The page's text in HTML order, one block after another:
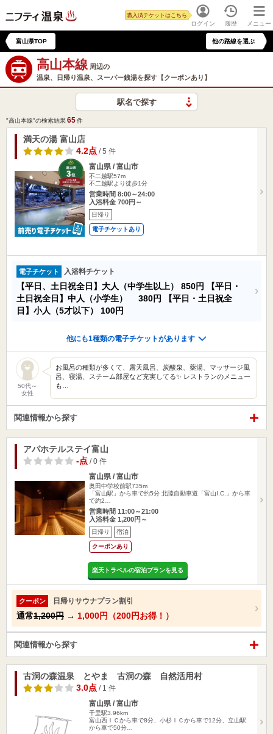
ログイン
購入済チケットはこちら
履歴 メニュー
富山県TOP 他の路線を選ぶ
高山本線 周辺の
温泉、日帰り温泉、スーパー銭湯を探す【クーポンあり】
駅名で探す
"高山本線"の検索結果65件
満天の湯 富山店
4.2点 / 5 件
富山県 / 富山市
不二越駅57m
不二越駅より徒歩1分
営業時間 8:00～24:00
入浴料金 700円～
日帰り
電子チケットあり
電子チケット 入浴料チケット
【平日、土日祝全日】大人（中学生以上） 850円
【平日・
土日祝全日】中人（小学生） 380円
【平日・土日祝全
日】小人（5才以下） 100円
他にも1種類の電子チケットがあります
50代～
女性
お風呂の種類が多くて、露天風呂、炭酸泉、薬湯、マッサージ風
呂、寝湯、スチーム部屋など充実してる✨ レストランのメニュー
も…
関連情報から探す
アパホテルステイ富山
-点 / 0 件
富山県 / 富山市
奥田中学校前駅735m
「富山駅」から車で約5分 北陸自動車道「富山I.C.」から車
で約2…
営業時間 11:00～21:00
入浴料金 1,200円～
日帰り 宿泊
クーポンあり
楽天トラベルの宿泊プランを見る
クーポン 日帰りサウナプラン割引
通常1,200円 → 1,000円（200円お得！）
関連情報から探す
古洞の森温泉 とやま 古洞の森 自然活用村
3.0点 / 1 件
富山県 / 富山市
千里駅3.96km
富山西ＩＣから車で8分、小杉ＩＣから車で12分、立山駅
から車で50分…